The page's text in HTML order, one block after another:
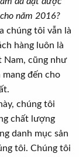
năm 2016?
chúng tôi vẫn là
hàng luôn là
Nam, cũng như
đến cho
chúng tôi
chất lượng
danh mục sản
tôi. Chúng tôi